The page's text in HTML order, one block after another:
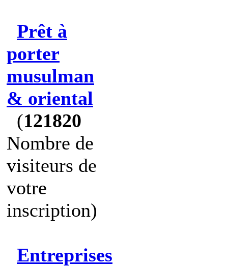
Prêt à
porter
musulman
& oriental
(121820
Nombre de
visiteurs de
votre
inscription)
Entreprises